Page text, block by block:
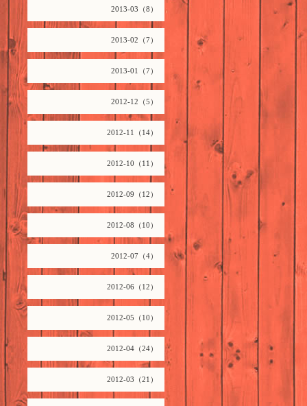
2013-03（8）
2013-02（7）
2013-01（7）
2012-12（5）
2012-11（14）
2012-10（11）
2012-09（12）
2012-08（10）
2012-07（4）
2012-06（12）
2012-05（10）
2012-04（24）
2012-03（21）